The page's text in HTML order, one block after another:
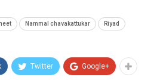
Nammal chavakattukar Riyad
Twitter Google+